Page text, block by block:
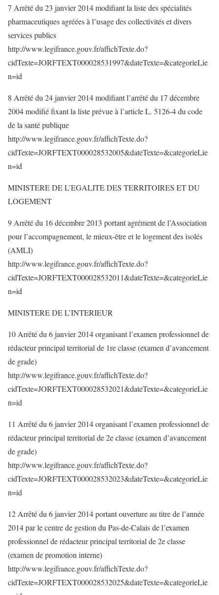
7 Arrêté du 23 janvier 2014 modifiant la liste des spécialités
pharmaceutiques agréées à l’usage des collectivités et divers
services publics
http://www.legifrance.gouv.fr/affichTexte.do?
cidTexte=JORFTEXT000028531997&dateTexte=&categorieLie
n=id
8 Arrêté du 24 janvier 2014 modifiant l’arrêté du 17 décembre
2004 modifié fixant la liste prévue à l’article L. 5126-4 du code
de la santé publique
http://www.legifrance.gouv.fr/affichTexte.do?
cidTexte=JORFTEXT000028532005&dateTexte=&categorieLie
n=id
MINISTERE DE L’EGALITE DES TERRITOIRES ET DU
LOGEMENT
9 Arrêté du 16 décembre 2013 portant agrément de l’Association
pour l’accompagnement, le mieux-être et le logement des isolés
(AMLI)
http://www.legifrance.gouv.fr/affichTexte.do?
cidTexte=JORFTEXT000028532011&dateTexte=&categorieLie
n=id
MINISTERE DE L’INTERIEUR
10 Arrêté du 6 janvier 2014 organisant l’examen professionnel de
rédacteur principal territorial de 1re classe (examen d’avancement
de grade)
http://www.legifrance.gouv.fr/affichTexte.do?
cidTexte=JORFTEXT000028532021&dateTexte=&categorieLie
n=id
11 Arrêté du 6 janvier 2014 organisant l’examen professionnel de
rédacteur principal territorial de 2e classe (examen d’avancement
de grade)
http://www.legifrance.gouv.fr/affichTexte.do?
cidTexte=JORFTEXT000028532023&dateTexte=&categorieLie
n=id
12 Arrêté du 6 janvier 2014 portant ouverture au titre de l’année
2014 par le centre de gestion du Pas-de-Calais de l’examen
professionnel de rédacteur principal territorial de 2e classe
(examen de promotion interne)
http://www.legifrance.gouv.fr/affichTexte.do?
cidTexte=JORFTEXT000028532025&dateTexte=&categorieLie